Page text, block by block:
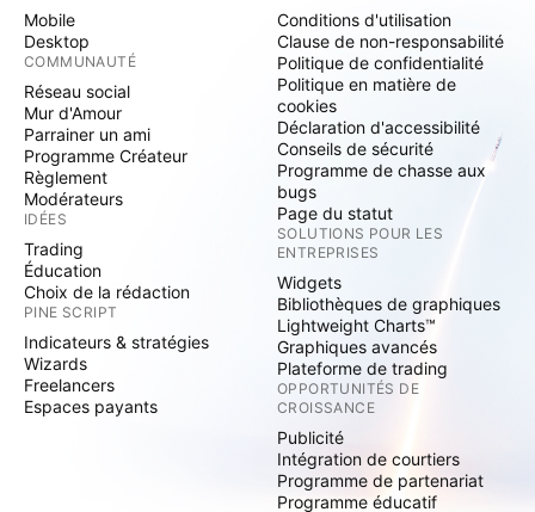
Mobile
Desktop
COMMUNAUTÉ
Réseau social
Mur d'Amour
Parrainer un ami
Programme Créateur
Règlement
Modérateurs
IDÉES
Trading
Éducation
Choix de la rédaction
PINE SCRIPT
Indicateurs & stratégies
Wizards
Freelancers
Espaces payants
Conditions d'utilisation
Clause de non-responsabilité
Politique de confidentialité
Politique en matière de
cookies
Déclaration d'accessibilité
Conseils de sécurité
Programme de chasse aux
bugs
Page du statut
SOLUTIONS POUR LES
ENTREPRISES
Widgets
Bibliothèques de graphiques
Lightweight Charts™
Graphiques avancés
Plateforme de trading
OPPORTUNITÉS DE
CROISSANCE
Publicité
Intégration de courtiers
Programme de partenariat
Programme éducatif